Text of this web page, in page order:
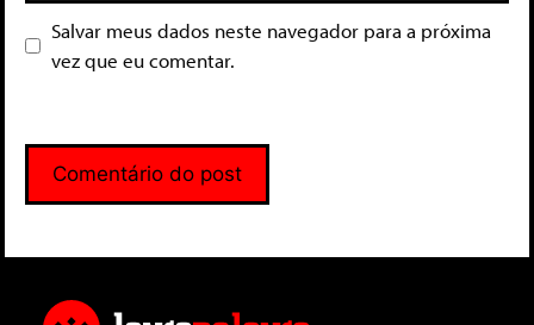
Salvar meus dados neste navegador para a próxima
vez que eu comentar.